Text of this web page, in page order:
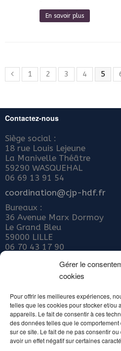
Gérer le
cookies
Pour offrir les meilleures expériences,
telles que les cookies pour stocker et/ou
appareils. Le fait de consentir à ces
des données telles que le
sur ce site. Le fait de ne pas consentir
avoir un effet négatif sur certaines
En savoir plus
1 2 3 4 5
Contactez-nous
Siège social :
18 rue Louis Lejeune
La Manivelle Théâtre
59290 WASQUEHAL
06 69 13 91 54
coordination@cjp-hdf.fr
Bureaux :
36 Avenue Marx Dormoy
Le Grand Bleu
59000 LILLE
06 70 43 17 90
ADHÉRER AU COLLECTIF
Abonnez-vous à notre newsletter
Inscrivez votre email ci-